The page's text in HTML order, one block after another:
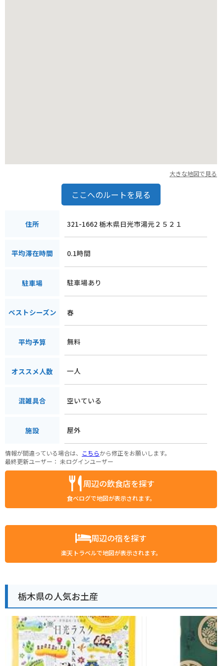
大きな地図で見る
ここへのルートを見る
住所 321-1662 栃木県日光市湯元２５２１
平均滞在時間 0.1時間
駐車場 駐車場あり
ベストシーズン 春
平均予算 無料
オススメ人数 一人
混雑具合 空いている
施設 屋外
情報が間違っている場合は、 こちらから修正をお願いします。
最終更新ユーザー： 未ログインユーザー
周辺の飲食店を探す
食べログで地図が表示されます。
周辺の宿を探す
楽天トラベルで地図が表示されます。
栃木県の人気お土産